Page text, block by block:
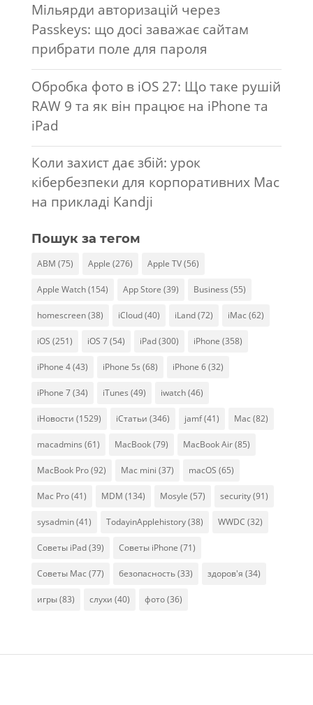
Мільярди авторизацій через
Passkeys: що досі заважає сайтам
прибрати поле для пароля
Обробка фото в iOS 27: Що таке рушій
RAW 9 та як він працює на iPhone та
iPad
Коли захист дає збій: урок
кібербезпеки для корпоративних Mac
на прикладі Kandji
Пошук за тегом
ABM (75) Apple (276) Apple TV(56)
Apple Watch(154) App Store (39) Business (55)
homescreen(38) iCloud(40) iLand(72) iMac (62)
iOS (251) iOS 7(54) iPad(300) iPhone (358)
iPhone 4(43) iPhone 5s (68) iPhone 6(32)
iPhone 7(34) iTunes (49) iwatch(46)
iНовости (1529) iСтатьи (346) jamf(41) Mac (82)
macadmins (61) MacBook(79) MacBook Air(85)
MacBook Pro(92) Mac mini (37) macOS (65)
Mac Pro(41) MDM (134) Mosyle (57) security(91)
sysadmin(41) TodayinApplehistory(38) WWDC (32)
Советы iPad(39) Советы iPhone (71)
Советы Mac (77) безопасность(33) здоров'я (34)
игры(83) слухи (40) фото(36)